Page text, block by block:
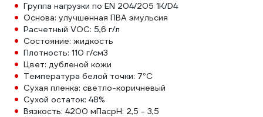
Группа нагрузки по EN 204/205 1K/D4
Основа: улучшенная ПВА эмульсия
Расчетный VOC: 5,6 г/л
Состояние: жидкость
Плотность: 110 г/см3
Цвет: дубленой кожи
Температура белой точки: 7°С
Сухая пленка: светло-коричневый
Сухой остаток: 48%
Вязкость: 4200 мПасpH: 2,5 - 3,5